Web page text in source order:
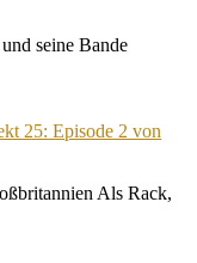
seine Bande
25: Episode 2 von
Als Rack,